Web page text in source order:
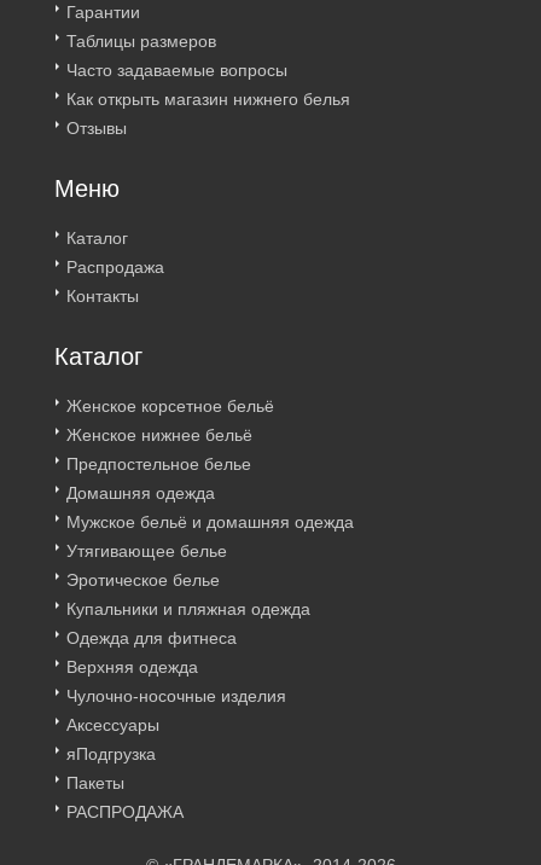
Гарантии
Таблицы размеров
Часто задаваемые вопросы
Как открыть магазин нижнего белья
Отзывы
Меню
Каталог
Распродажа
Контакты
Каталог
Женское корсетное бельё
Женское нижнее бельё
Предпостельное белье
Домашняя одежда
Мужское бельё и домашняя одежда
Утягивающее белье
Эротическое белье
Купальники и пляжная одежда
Одежда для фитнеса
Верхняя одежда
Чулочно-носочные изделия
Аксессуары
яПодгрузка
Пакеты
РАСПРОДАЖА